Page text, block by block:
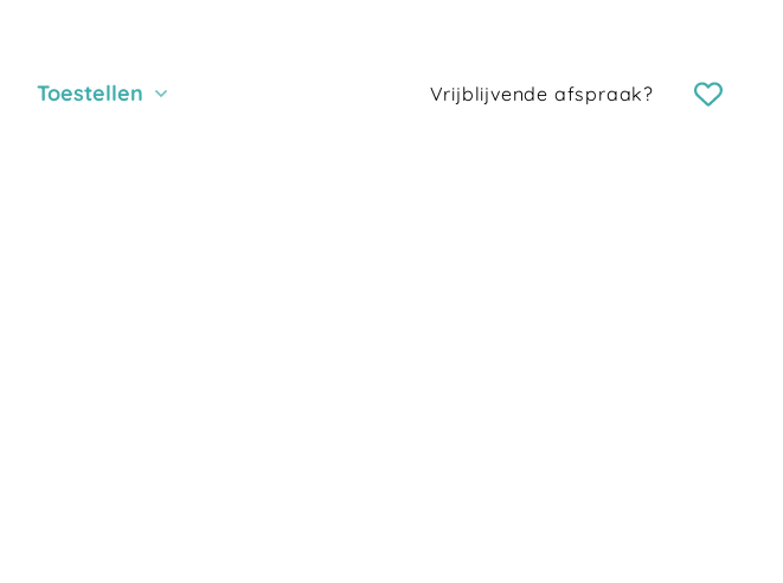
Toestellen Vrijblijvende afspraak?